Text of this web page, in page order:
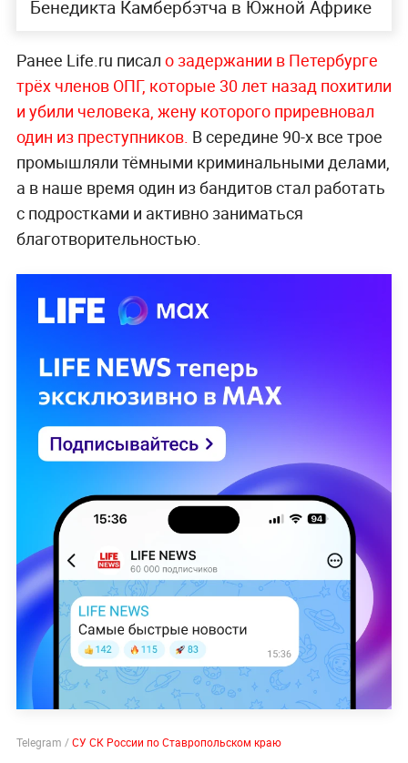
Бенедикта Камбербэтча в Южной Африке
Ранее Life.ru писал о задержании в Петербурге
трёх членов ОПГ, которые 30 лет назад похитили
и убили человека, жену которого приревновал
один из преступников. В середине 90-х все трое
промышляли тёмными криминальными делами,
а в наше время один из бандитов стал работать
с подростками и активно заниматься
благотворительностью.
Telegram /СУ СК России по Ставропольском краю